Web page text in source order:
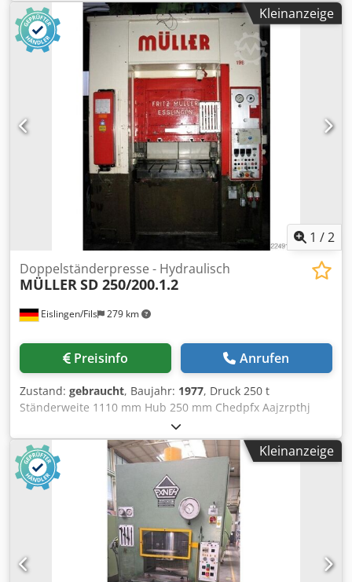
Bedienungsanleitung
Maschinengewicht ca.: ca. 800 kg Abmessung Maschine ca.
LxBxH: 2,5x0,7x1,5 m ·Verstellung der Oberwange 350 mm
·Verstellung der Biegewanne/Unterwange 60/60mm
motorisch ·Biegekante bis max. 10 mm Radius ·ohne
Hinteranschlag - Nachrüstung möglich ·manuelles
Zählwerk ·Fußpedal 2-fach (rechts/links) Empfohlener
Biegewinkel laut Vorbesitzer 130°. Zubehör: ·1 Satz
Werkzeug vergleichbar im Foto *
Kleinanzeige
1 /2
Eislingen/Fils 279 km
Doppelständerpresse - Hydraulisch
MÜLLERSD 250/200.1.2
Preisinfo Anrufen
Zustand: gebraucht, Baujahr: 1977, Druck 250 t
Ständerweite 1110 mm Hub 250 mm Chedpfx Aajzrpthj
Uoa Entfernung Tisch/Stößel, gr. Hub oben, Verst. oben
500 mm Tischfläche 1100 x 900 mm Tischhöhe über Flur
950 mm Seitlicher Ständerdurchgang 690 mm Stößelfläche
1100 x 900 mm Ölinhalt 730 l Antriebsleistung 56,0 kW
Raumbedarf (BxTxH) 2,3 x 1,55 x 3,96 m mit
ölhydraulischem Antrieb, druck/zeit- und wegabhängig
steuerbar, Schnittschlagdämpfung, Tiefenanschlag keine
Fundamentgrube erforderlich
Kleinanzeige